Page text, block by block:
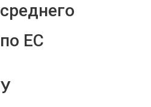
среднего
по ЕС
У